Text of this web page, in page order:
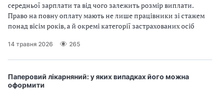
середньої зарплати та від чого залежить розмір виплати.
Право на повну оплату мають не лише працівники зі стажем
понад вісім років, а й окремі категорії застрахованих осіб
14 травня 2026 265
Паперовий лікарняний: у яких випадках його можна
оформити